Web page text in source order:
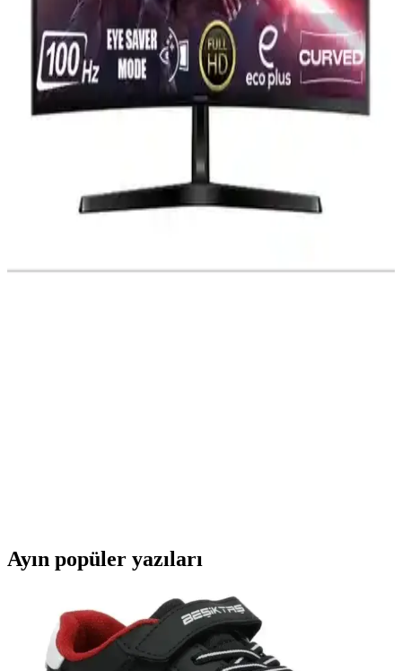
Gelişmiş Monitörler: Yüksek Çözünürlük ve
Yenileme Hızına Sahip Yeni Nesil Görüntü
Teknolojileri
Yüksek çözünürlüklü ve yüksek yenileme hızına sahip monitörler,
ViewSonic VP2776 Profesyonel Yüksek
Çözünürlüklü ve Renk Doğruluğu Sunan Monitör
Ayın popüler yazıları